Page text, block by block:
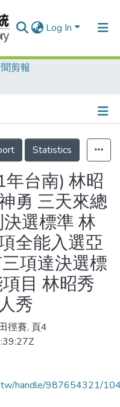
Log In
剪報
Statistics
台南) 林昭
勇 三天來總
選標準 林
全能入選亞
項達決選標
目 林昭秀
秀
徑賽, 頁4
handle/987654321/